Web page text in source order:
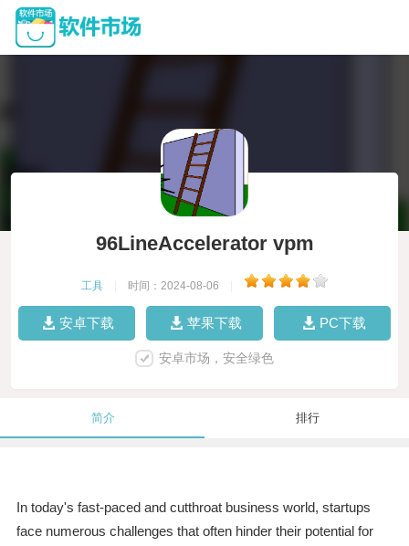
96LineAccelerator vpm
工具 时间：2024-08-06
安卓下载 苹果下载 PC下载
安卓市场，安全绿色
简介 排行
In today's fast-paced and cutthroat business world, startups
face numerous challenges that often hinder their potential for